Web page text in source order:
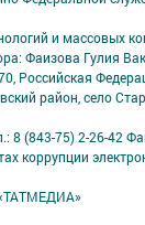
и массовых
Фаизова Гулия
Российская
район, село
8 (843-75) 2-26-42
коррупции